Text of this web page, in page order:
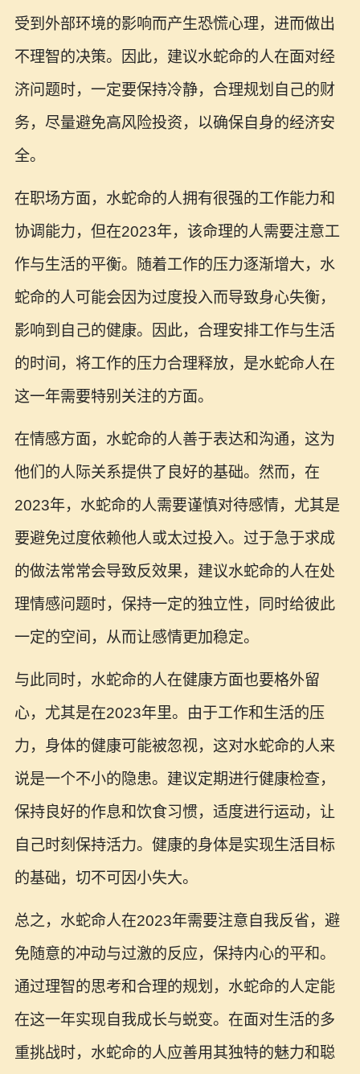
受到外部环境的影响而产生恐慌心理，进而做出
不理智的决策。因此，建议水蛇命的人在面对经
济问题时，一定要保持冷静，合理规划自己的财
务，尽量避免高风险投资，以确保自身的经济安
全。
在职场方面，水蛇命的人拥有很强的工作能力和
协调能力，但在2023年，该命理的人需要注意工
作与生活的平衡。随着工作的压力逐渐增大，水
蛇命的人可能会因为过度投入而导致身心失衡，
影响到自己的健康。因此，合理安排工作与生活
的时间，将工作的压力合理释放，是水蛇命人在
这一年需要特别关注的方面。
在情感方面，水蛇命的人善于表达和沟通，这为
他们的人际关系提供了良好的基础。然而，在
2023年，水蛇命的人需要谨慎对待感情，尤其是
要避免过度依赖他人或太过投入。过于急于求成
的做法常常会导致反效果，建议水蛇命的人在处
理情感问题时，保持一定的独立性，同时给彼此
一定的空间，从而让感情更加稳定。
与此同时，水蛇命的人在健康方面也要格外留
心，尤其是在2023年里。由于工作和生活的压
力，身体的健康可能被忽视，这对水蛇命的人来
说是一个不小的隐患。建议定期进行健康检查，
保持良好的作息和饮食习惯，适度进行运动，让
自己时刻保持活力。健康的身体是实现生活目标
的基础，切不可因小失大。
总之，水蛇命人在2023年需要注意自我反省，避
免随意的冲动与过激的反应，保持内心的平和。
通过理智的思考和合理的规划，水蛇命的人定能
在这一年实现自我成长与蜕变。在面对生活的多
重挑战时，水蛇命的人应善用其独特的魅力和聪